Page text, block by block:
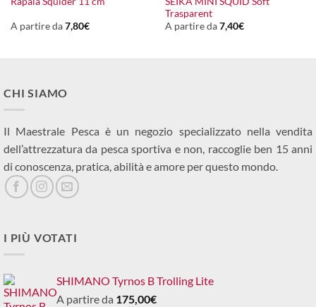
A partire da7,80€
Trasparent
A partire da7,40€
CHI SIAMO
Il Maestrale Pesca è un negozio specializzato nella vendita
dell’attrezzatura da pesca sportiva e non, raccoglie ben 15 anni
di conoscenza, pratica, abilità e amore per questo mondo.
I PIÙ VOTATI
SHIMANO Tyrnos B Trolling Lite
A partire da 175,00€